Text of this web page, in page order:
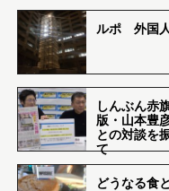
ルポ 外国
しんぶん赤
版・山本豊
との対談を
て
どうなる食